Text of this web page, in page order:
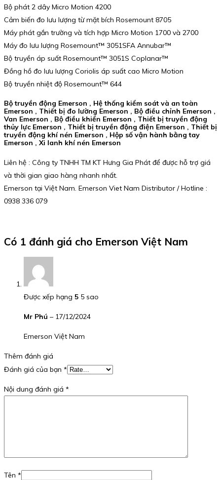
Bộ phát 2 dây Micro Motion 4200
Cảm biến đo lưu lượng từ mặt bích Rosemount 8705
Máy phát gắn trường và tích hợp Micro Motion 1700 và 2700
Máy đo lưu lượng Rosemount™ 3051SFA Annubar™
Bộ truyền áp suất Rosemount™ 3051S Coplanar™
Đồng hồ đo lưu lượng Coriolis áp suất cao Micro Motion
Bộ truyền nhiệt độ Rosemount™ 644
Bộ truyền động Emerson , Hệ thống kiểm soát và an toàn
Emerson , Thiết bị đo lường Emerson , Bộ điều chỉnh Emerson ,
Van Emerson , Bộ điều khiển Emerson , Thiết bị truyền động
thủy lực Emerson , Thiết bị truyền động điện Emerson , Thiết bị
truyền động khí nén Emerson , Hộp số vận hành bằng tay
Emerson , Xi lanh khí nén Emerson
Liên hệ : Công ty TNHH TM KT Hưng Gia Phát để được hỗ trợ giá
và thời gian giao hàng nhanh nhất.
Emerson tại Việt Nam. Emerson Viet Nam Distributor / Hotline :
0938 336 079
Có 1 đánh giá cho Emerson Việt Nam
Được xếp hạng 5 5 sao
Mr Phú – 17/12/2024
Emerson Việt Nam
Thêm đánh giá
Đánh giá của bạn *
Nội dung đánh giá *
Tên *